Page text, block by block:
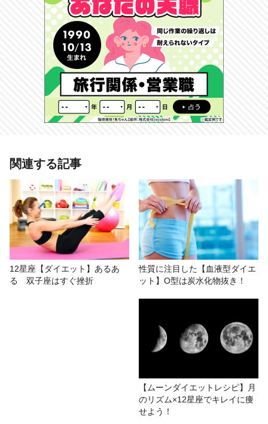
あわせて読みたい記事
12星座で知る太りやすい時期 牡羊
座、獅子座、射手座は夏は要注意！
# 12星座あるある # おもしろ # ダイエット
# 高橋桐矢 # 星座占い/星占い # その他
関連する記事
12星座【ダイエット】あるあ
る 双子座はすぐ挫折
性質に注目した【血液型ダイエ
ット】O型は炭水化物抜き！
【ムーンダイエットレシピ】月
のリズム×12星座でキレイに痩
せよう！